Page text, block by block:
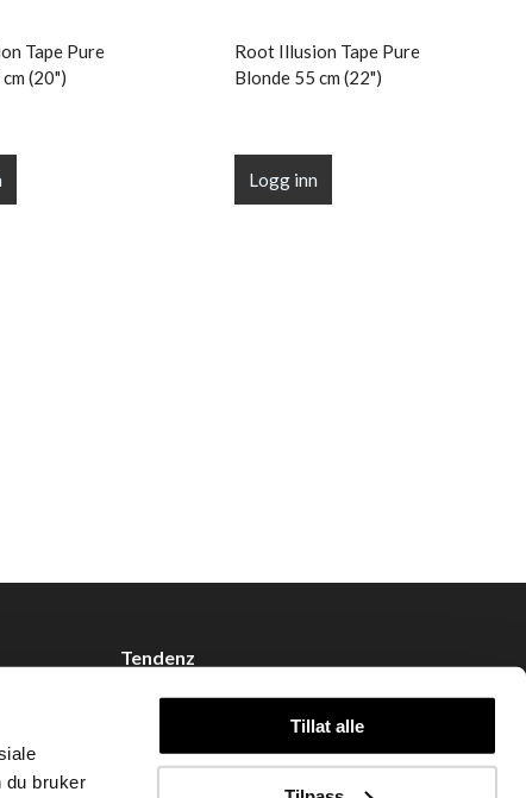
du bruker
Tillat alle
Tape Pure
(20")
Root Illusion Tape Pure
Blonde 55 cm (22")
Logg inn
Tendenz
Handle hos oss